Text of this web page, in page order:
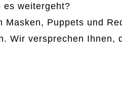
es weitergeht?
Puppets und
Wir versprechen Ihnen,